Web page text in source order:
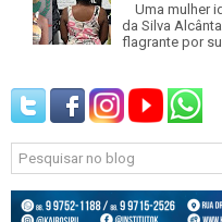
Uma mulher
da Silva
flagrante por